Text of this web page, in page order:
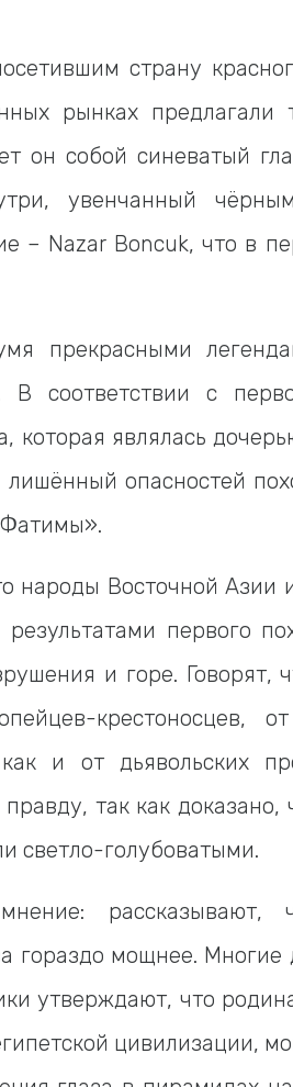
страну
рынках предлагали
он собой синеватый
увенчанный
– Nazar Boncuk, что в
прекрасными
В соответствии с
которая являлась
опасностей
Фатимы».
народы Восточной Азии
первого
и горе. Говорят,
крестоносцев,
и от дьявольских
так как доказано,
светло-голубоватыми.
мнение:
гораздо мощнее.
утверждают, что
цивилизации,